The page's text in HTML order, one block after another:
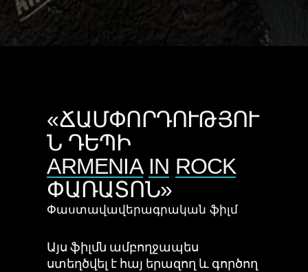
«ՃԱՄՓՈՐԴՈՒԹՅՈՒ
Ն ԴԵՊԻ
ARMENIA IN ROCK
ՓԱՌԱՏՈՆ»
Փաստավավերագրական ֆիլմ
Այս ֆիլմն ամբողջապես
ստեղծվել է հայ երազող և գործող